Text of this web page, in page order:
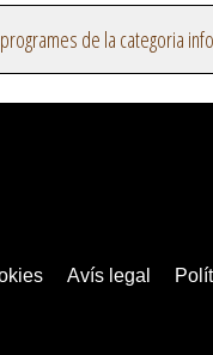
de la categoria
Avís legal